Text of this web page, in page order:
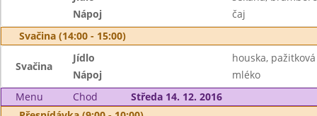
Nápoj
čaj
Svačina (14:00 - 15:00)
Svačina
Jídlo
houska,
Nápoj
mléko
Menu
Chod
Středa 14. 12. 2016